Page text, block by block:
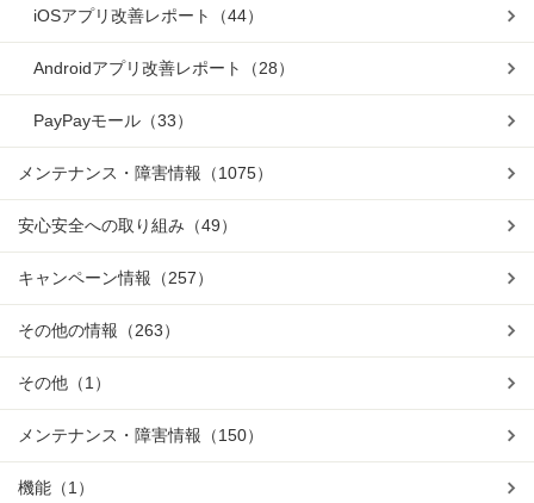
iOSアプリ改善レポート （44）
Androidアプリ改善レポート （28）
PayPayモール （33）
メンテナンス・障害情報 （1075）
安心安全への取り組み （49）
キャンペーン情報 （257）
その他の情報 （263）
その他 （1）
メンテナンス・障害情報 （150）
機能 （1）